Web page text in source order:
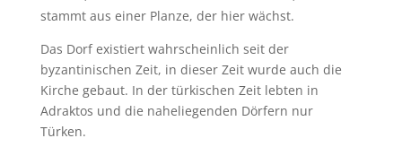
stammt aus einer Planze, der hier wächst.
Das Dorf existiert wahrscheinlich seit der
byzantinischen Zeit, in dieser Zeit wurde auch die
Kirche gebaut. In der türkischen Zeit lebten in
Adraktos und die naheliegenden Dörfern nur
Türken.